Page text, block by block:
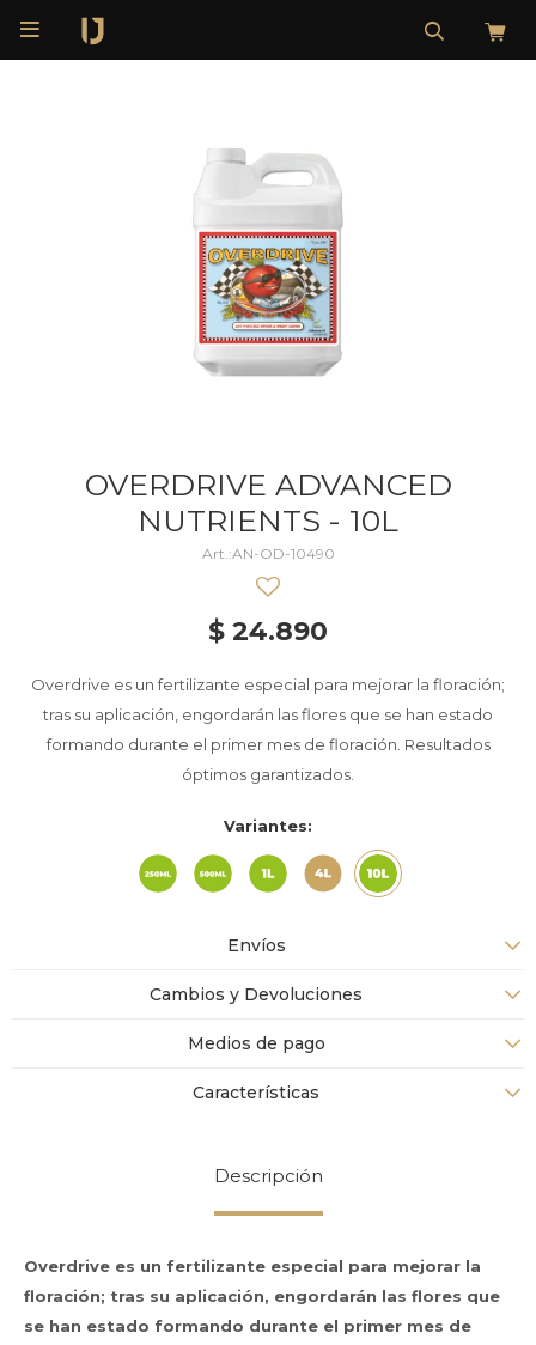

OVERDRIVE ADVANCED
NUTRIENTS - 10L
AN-OD-10490
$ 24.890
Overdrive es un fertilizante especial para mejorar la floración;
tras su aplicación, engordarán las flores que se han estado
formando durante el primer mes de floración. Resultados
óptimos garantizados.
Variantes:
Envíos
Cambios y Devoluciones
Medios de pago
Características
Descripción
Overdrive es un fertilizante especial para mejorar la
floración; tras su aplicación, engordarán las flores que
se han estado formando durante el primer mes de